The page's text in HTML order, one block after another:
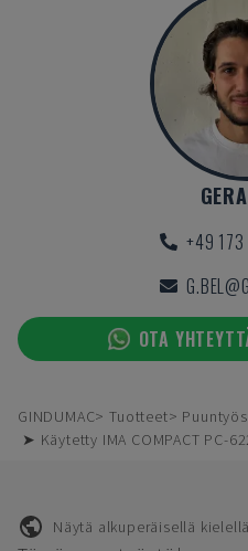
+49
OTA
GINDUMAC Tuotteet
➤ Käytetty IMA COMPACT PC-
Näytä alkuperäisellä kielellä